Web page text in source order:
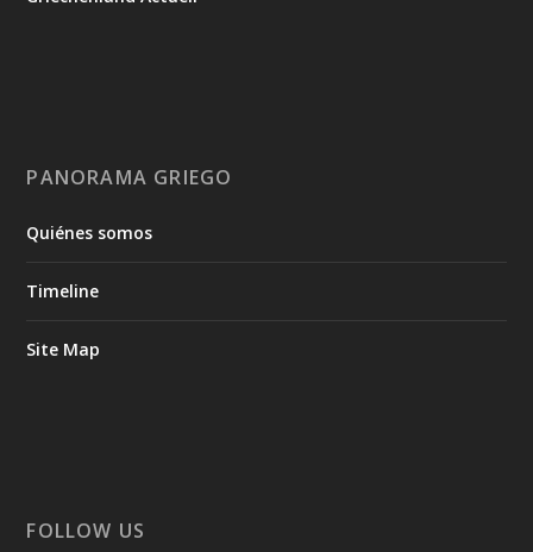
PANORAMA GRIEGO
Quiénes somos
Timeline
Site Map
FOLLOW US